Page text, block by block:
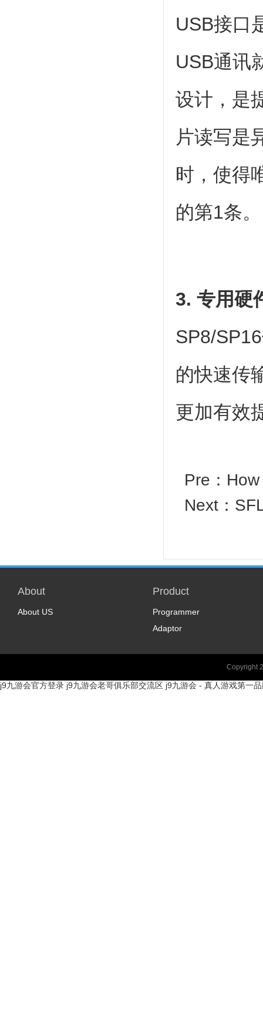
USB接口
USB通讯
设计，是
片读写是
时，使得
的第1条。
3. 专用硬
SP8/
的快速传
更加有
Pre：
Next：
About
About US
Product
Programmer
Adaptor
Copyright
j9九游会官方登录 j9九游会老哥俱乐部交流区 j9九游会 - 真人游戏第一